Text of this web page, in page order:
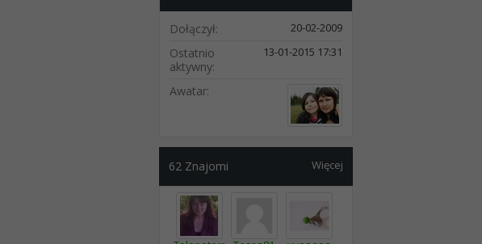
Dołączył 20-02-2009
Ostatnio
aktywny
13-01-2015 17:31
Awatar
Więcej
62 Znajomi